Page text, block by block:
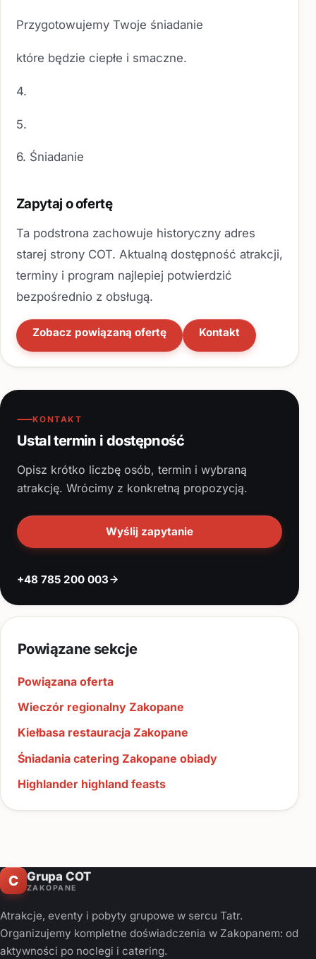
Przygotowujemy Twoje śniadanie
które będzie ciepłe i smaczne.
4.
5.
6. Śniadanie
Zapytaj o ofertę
Ta podstrona zachowuje historyczny adres
starej strony COT. Aktualną dostępność atrakcji,
terminy i program najlepiej potwierdzić
bezpośrednio z obsługą.
Zobacz powiązaną ofertę Kontakt
KONTAKT
Ustal termin i dostępność
Opisz krótko liczbę osób, termin i wybraną
atrakcję. Wrócimy z konkretną propozycją.
Wyślij zapytanie
+48 785 200 003
Powiązane sekcje
Powiązana oferta
Wieczór regionalny Zakopane
Kiełbasa restauracja Zakopane
Śniadania catering Zakopane obiady
Highlander highland feasts
C Grupa COT
ZAKOPANE
Atrakcje, eventy i pobyty grupowe w sercu Tatr.
Organizujemy kompletne doświadczenia w Zakopanem: od
aktywności po noclegi i catering.